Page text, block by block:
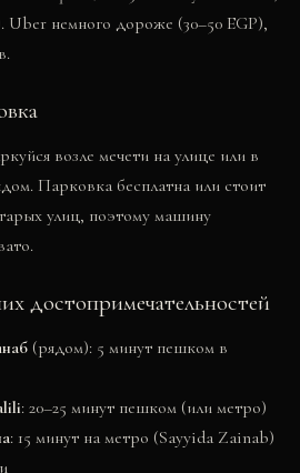
Uber немного дороже (30–50 EGP),
возле мечети на улице или в
Парковка бесплатна или стоит
улиц, поэтому машину
достопримечательностей
(рядом): 5 минут пешком в
: 20–25 минут пешком (или метро)
: 15 минут на метро (Sayyida Zainab)